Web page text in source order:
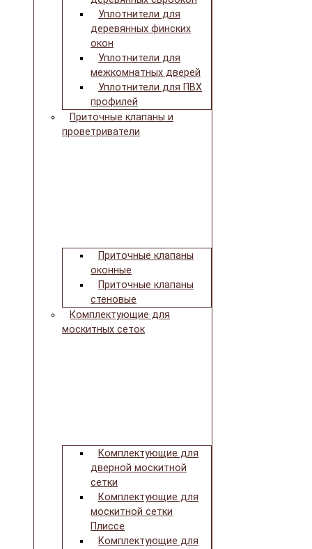
Уплотнители для
деревянных финских
окон
Уплотнители для
межкомнатных дверей
Уплотнители для ПВХ
профилей
Приточные клапаны и
проветриватели
Приточные клапаны
оконные
Приточные клапаны
стеновые
Комплектующие для
москитных сеток
Комплектующие для
дверной москитной
сетки
Комплектующие для
москитной сетки
Плиссе
Комплектующие для